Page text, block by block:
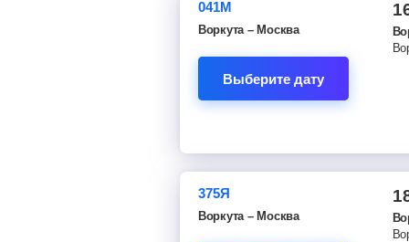
041М
Воркута – Москва
Выберите дату
375Я
Воркута – Москва